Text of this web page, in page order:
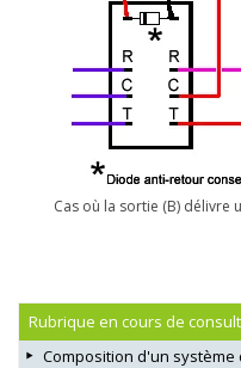
Cas où la sortie (B) délivre
Rubrique en cours de
Composition d'un système